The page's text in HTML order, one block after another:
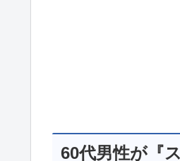
60代男性が『